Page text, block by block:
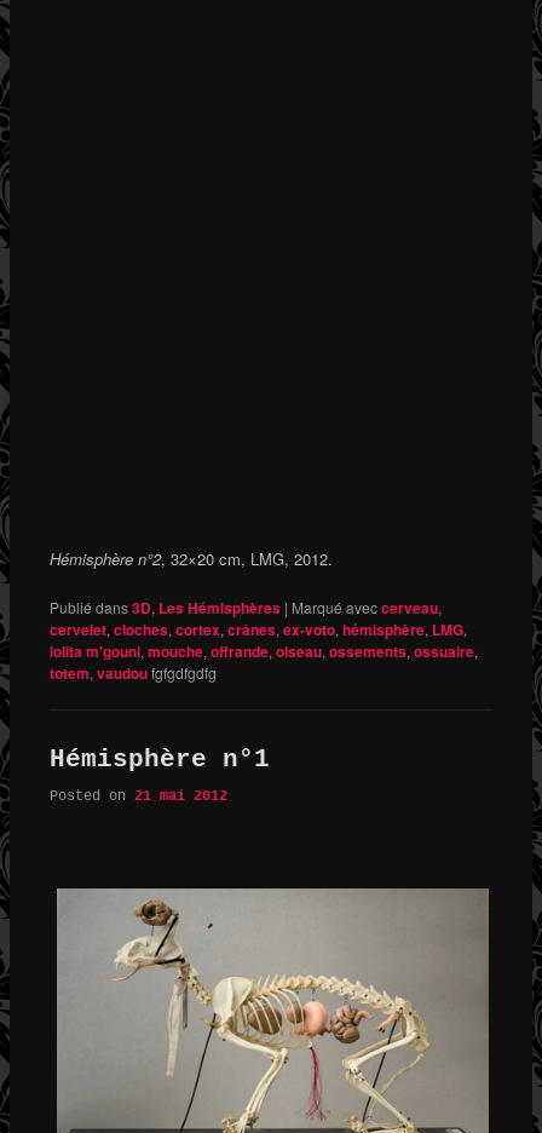
Hémisphère n°2, 32×20 cm, LMG, 2012.
Publié dans3D, Les Hémisphères | Marqué aveccerveau,
cervelet, cloches, cortex, crânes, ex-voto, hémisphère, LMG,
lolita m'gouni, mouche, offrande, oiseau, ossements, ossuaire,
totem, vaudoufgfgdfgdfg
Hémisphère n°1
Posted on 21 mai 2012